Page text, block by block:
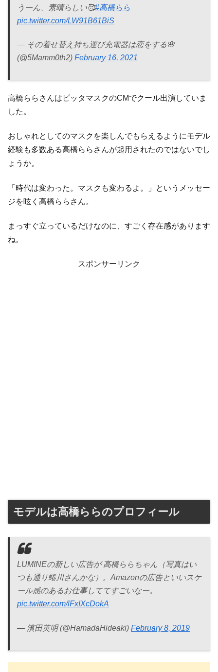
うーん、素晴らしい🥰#高橋らら
pic.twitter.com/LW91B61BiS
— その着せ替え持ち運び充電器は恋をする🌸
(@5Mamm0th2) February 16, 2021
高橋ららさんはピッタマスクのCMでクール出演していま
した。
おしゃれとしてのマスクを楽しんでもらえるようにモデル
経験も多数ある高橋ららさんが起用されたのではないでし
ょうか。
「時代は変わった。マスクも変わるよ。」というメッセー
ジを呟く高橋ららさん。
まっすぐ立っているだけなのに、すごく存在感があります
ね。
スポンサーリンク
モデルは高橋ららのプロフィール
LUMINEの新しい広告が 高橋ららちゃん（写真はい
つも通り蜷川さんかな）。Amazonの広告といいスケ
ール感のあるお仕事しててすごいなー。
pic.twitter.com/lFxIXcDokA
— 濱田英明 (@HamadaHideaki) February 8, 2019